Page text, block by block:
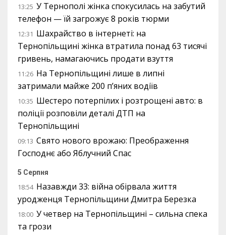
13:25 У Тернополі жінка спокусилась на забутий
телефон — їй загрожує 8 років тюрми
12:31 Шахрайство в інтернеті: на
Тернопільщині жінка втратила понад 63 тисячі
гривень, намагаючись продати взуття
11:26 На Тернопільщині лише в липні
затримали майже 200 п’яних водіїв
10:35 Шестеро потерпілих і розтрощені авто: в
поліції розповіли деталі ДТП на
Тернопільщині
09:13 Свято нового врожаю: Преображення
Господнє або Яблучний Спас
5 Серпня
18:54 Назавжди 33: війна обірвала життя
уродженця Тернопільщини Дмитра Березка
18:00 У четвер на Тернопільщині – сильна спека
та грози